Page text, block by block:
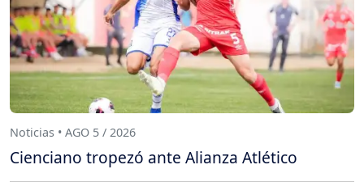
Noticias • AGO 5 / 2026
Cienciano tropezó ante Alianza Atlético